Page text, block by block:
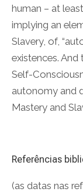
human – at
implying an
Slavery, of,
existences.
Self-
autonomy and
Mastery and
Referências
(as datas nas